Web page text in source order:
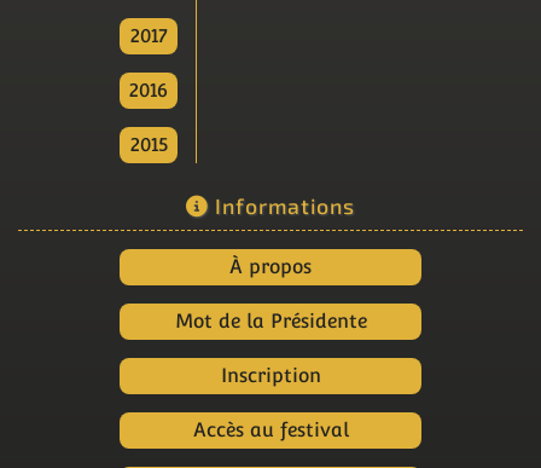
2017
2016
2015
Informations
À propos
Mot de la Présidente
Inscription
Accès au festival